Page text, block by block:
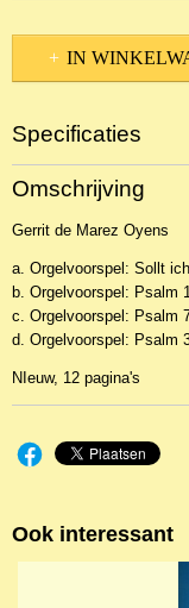
IN
Specificaties
Productcode
NBLNOr-14808
EAN code
Omschrijving
Gerrit de Marez Oyens
a. Orgelvoorspel: Sollt
b. Orgelvoorspel: Psalm
c. Orgelvoorspel: Psalm
d. Orgelvoorspel: Psalm
NIeuw, 12 pagina's
Ook interessant